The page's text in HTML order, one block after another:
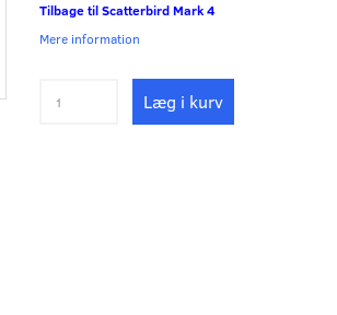
Tilbage til Scatterbird Mark 4
Mere information
Læg i kurv